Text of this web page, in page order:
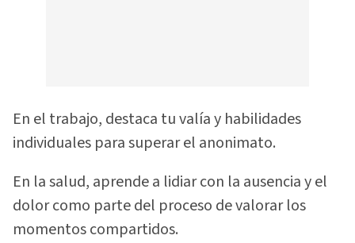
En el trabajo, destaca tu valía y habilidades
individuales para superar el anonimato.
En la salud, aprende a lidiar con la ausencia y el
dolor como parte del proceso de valorar los
momentos compartidos.